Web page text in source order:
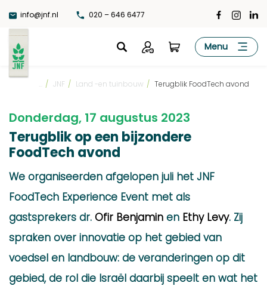
naar
de
inhoud
info@jnf.nl 020 – 646 6477
JNF Menu
/ JNF / Land -en tuinbouw / Terugblik FoodTech avond
Donderdag, 17 augustus 2023
Terugblik op een bijzondere
FoodTech avond
We organiseerden afgelopen juli het JNF
FoodTech Experience Event met als
gastsprekers dr. Ofir Benjamin en Ethy Levy. Zij
spraken over innovatie op het gebied van
voedsel en landbouw: de veranderingen op dit
gebied, de rol die Israël daarbij speelt en wat het